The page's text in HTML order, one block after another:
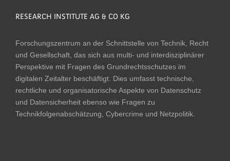
RESEARCH INSTITUTE AG & CO KG
Forschungszentrum an der Schnittstelle von Technik, Recht
und Gesellschaft, das sich aus multi- und interdisziplinärer
Perspektive mit Fragen des Grundrechtsschutzes im
digitalen Zeitalter beschäftigt. Dies umfasst technische,
rechtliche und organisatorische Aspekte von Datenschutz
und Datensicherheit ebenso wie Fragen zu
Technikfolgenabschätzung, Cybercrime und Netzpolitik.